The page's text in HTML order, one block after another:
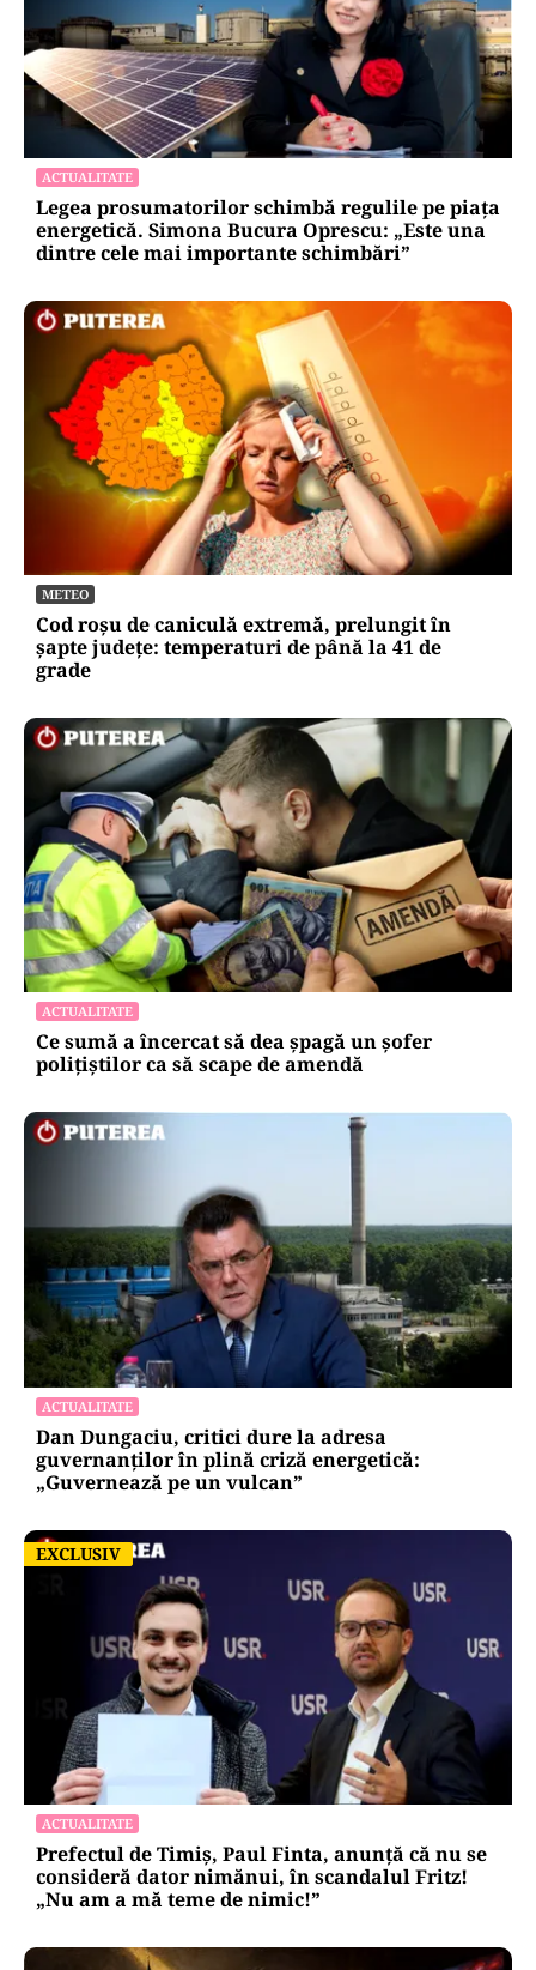
ACTUALITATE
Legea prosumatorilor schimbă regulile pe piața
energetică. Simona Bucura Oprescu: „Este una
dintre cele mai importante schimbări”
METEO
Cod roșu de caniculă extremă, prelungit în
șapte județe: temperaturi de până la 41 de
grade
ACTUALITATE
Ce sumă a încercat să dea șpagă un șofer
polițiștilor ca să scape de amendă
ACTUALITATE
Dan Dungaciu, critici dure la adresa
guvernanților în plină criză energetică:
„Guvernează pe un vulcan”
EXCLUSIV
EXCLUSIV
ACTUALITATE
Prefectul de Timiș, Paul Finta, anunță că nu se
consideră dator nimănui, în scandalul Fritz!
„Nu am a mă teme de nimic!”